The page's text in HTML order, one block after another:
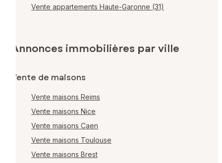
Vente appartements Haute-Garonne (31)
Annonces immobilières par ville
Vente de maisons
Vente maisons Reims
Vente maisons Nice
Vente maisons Caen
Vente maisons Toulouse
Vente maisons Brest